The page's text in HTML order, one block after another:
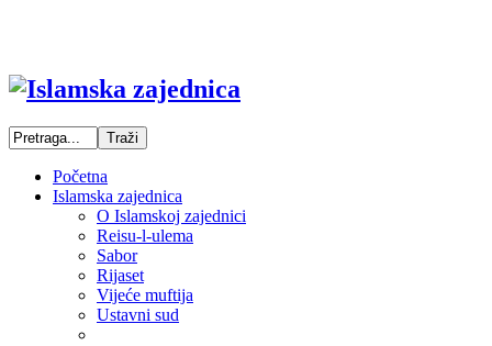
Početna
Islamska zajednica
O Islamskoj zajednici
Reisu-l-ulema
Sabor
Rijaset
Vijeće muftija
Ustavni sud